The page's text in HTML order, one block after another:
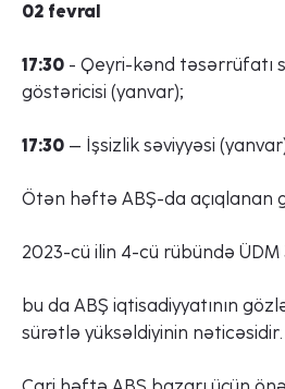
02 fevral
17:30 - Qeyri-kənd təsərrüfatı
göstəricisi (yanvar);
17:30 – İşsizlik səviyyəsi
Ötən həftə ABŞ-da açıqlanan
2023-cü ilin 4-cü rübündə ÜDM
bu da ABŞ iqtisadiyyatının
sürətlə yüksəldiyinin nəticəsidir.
UForex-də
ticarət